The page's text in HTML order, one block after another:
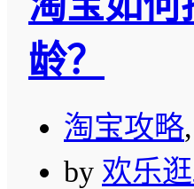
龄？
淘宝攻略,
by 欢乐